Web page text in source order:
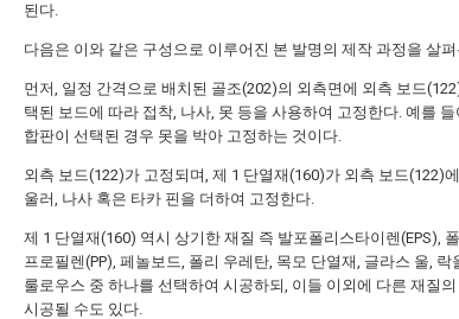
된다.
다음은 이와 같은 구성으로 이루어진 본 발명의 제작 과정을 살
먼저, 일정 간격으로 배치된 골조(202)의 외측면에 외측 보드
택된 보드에 따라 접착, 나사, 못 등을 사용하여 고정한다. 예를
합판이 선택된 경우 못을 박아 고정하는 것이다.
외측 보드(122)가 고정되며, 제 1 단열재(160)가 외측 보드(122)
울러, 나사 혹은 타카 핀을 더하여 고정한다.
제 1 단열재(160) 역시 상기한 재질 즉 발포폴리스타이렌(EPS),
프로필렌(PP), 페놀보드, 폴리 우레탄, 목모 단열재, 글라스 울, 락
룰로우스 중 하나를 선택하여 시공하되, 이들 이외에 다른 재질
시공될 수도 있다.